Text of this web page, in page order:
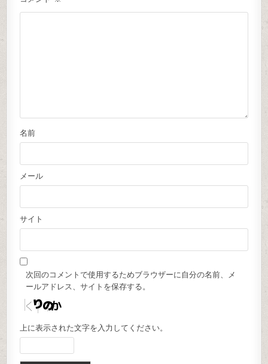
名前
メール
サイト
次回のコメントで使用するためブラウザーに自分の名前、メ
ールアドレス、サイトを保存する。
上に表示された文字を入力してください。